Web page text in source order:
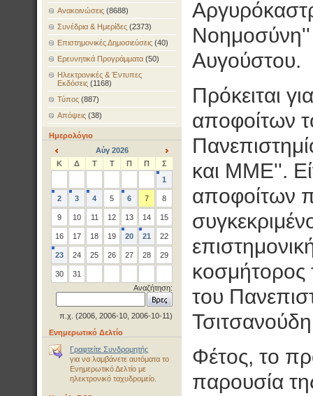
Ανακοινώσεις (8688)
Συνέδρια & Ημερίδες (2373)
Επιστημονικές Δημοσιεύσεις (40)
Ερευνητικά Προγράμματα (50)
Ηλεκτρονικές & Έντυπες
Εκδόσεις (1168)
Τύπος (887)
Απόψεις (38)
Ημερολόγιο
<
Αύγ 2026
>
Κ Δ Τ Τ Π Π
Σ
1
2 3 4 5 6 7 8
9 10 11 12 13 14 15
16 17 18 19 20 21 22
23 24 25 26 27 28 29
30
31
Αναζήτηση:
π.χ. (2006, 2006-10, 2006-10-11)
Ενημερωτικό Δελτίο
Γραφτείτε Συνδρομητής
για να λαμβάνετε αυτόματα το
Ενημερωτικό Δελτίο με
ηλεκτρονικό ταχυδρομείο.
Νοημοσύνη''
Αυγούστου.
Πρόκειται
αποφοίτων
και ΜΜΕ''.
αποφοίτων
του
Φέτος, το
παρουσία